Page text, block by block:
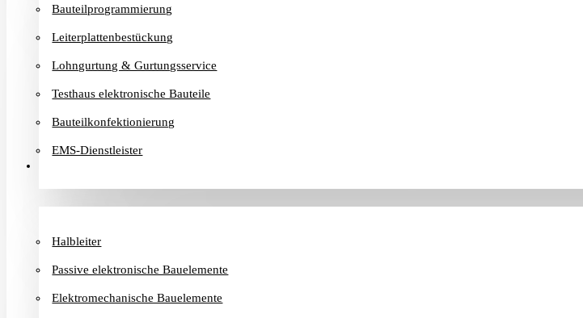
Bauteilprogrammierung
Leiterplattenbestückung
Lohngurtung & Gurtungsservice
Testhaus elektronische Bauteile
Bauteilkonfektionierung
EMS-Dienstleister
Halbleiter
Passive elektronische Bauelemente
Elektromechanische Bauelemente